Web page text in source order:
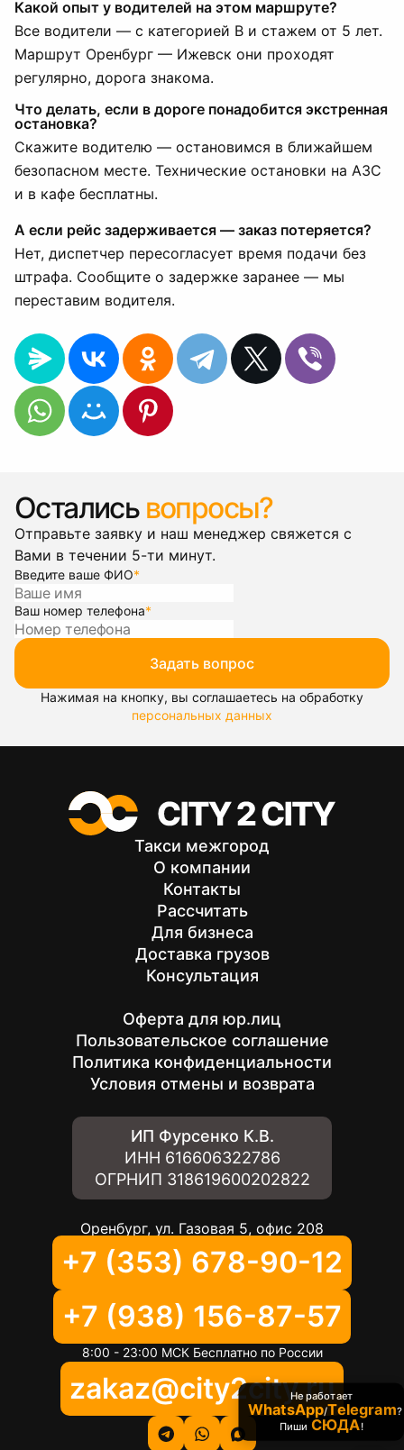
Какой опыт у водителей на этом маршруте?
Все водители — с категорией B и стажем от 5 лет.
Маршрут Оренбург — Ижевск они проходят
регулярно, дорога знакома.
Что делать, если в дороге понадобится экстренная
остановка?
Скажите водителю — остановимся в ближайшем
безопасном месте. Технические остановки на АЗС
и в кафе бесплатны.
А если рейс задерживается — заказ потеряется?
Нет, диспетчер пересогласует время подачи без
штрафа. Сообщите о задержке заранее — мы
переставим водителя.
Остались вопросы?
Отправьте заявку и наш менеджер свяжется с
Вами в течении 5-ти минут.
Введите ваше ФИО*
Ваш номер телефона*
Задать вопрос
Нажимая на кнопку, вы соглашаетесь на обработку
персональных данных
Такси межгород
О компании
Контакты
Рассчитать
Для бизнеса
Доставка грузов
Консультация
Оферта для юр.лиц
Пользовательское соглашение
Политика конфиденциальности
Условия отмены и возврата
ИП Фурсенко К.В.
ИНН 616606322786
ОГРНИП 318619600202822
Оренбург, ул. Газовая 5, офис 208
+7 (353) 678-90-12
+7 (938) 156-87-57
8:00 - 23:00 МСК Бесплатно по России
zakaz@city2city.ru
Не работает
WhatsApp/Telegram?
Пиши СЮДА!